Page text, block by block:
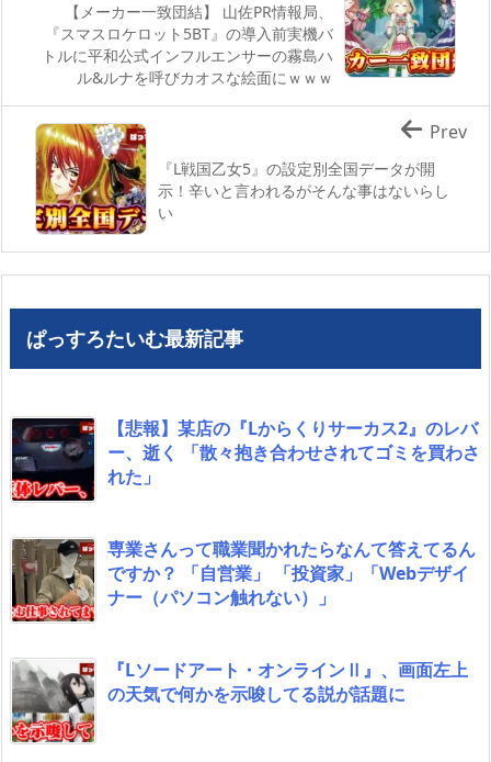
【メーカー一致団結】 山佐PR情報局、
『スマスロケロット5BT』の導入前実機バ
トルに平和公式インフルエンサーの霧島ハ
ル&ルナを呼びカオスな絵面にｗｗｗ
『L戦国乙女5』の設定別全国データが開
示！辛いと言われるがそんな事はないらし
い
Prev
ぱっすろたいむ最新記事
【悲報】某店の『Lからくりサーカス2』のレバ
ー、逝く 「散々抱き合わせされてゴミを買わさ
れた」
専業さんって職業聞かれたらなんて答えてるん
ですか？ 「自営業」 「投資家」「Webデザイ
ナー（パソコン触れない）」
『Lソードアート・オンラインⅡ』、画面左上
の天気で何かを示唆してる説が話題に